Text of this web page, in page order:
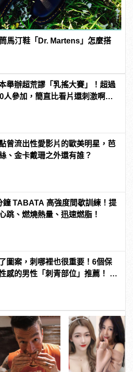
馬汀鞋「Dr. Martens」怎麼搭
舉辦超荒謬「乳搖大賽」！超過
人參加，簡直比看片還刺激啊！ |
曾流出性愛影片的歐美明星，芭
、金卡戴珊之外還有誰？
鐘 TABATA 高強度間歇訓練！提
跳、燃燒熱量、迅速燃脂！
圖案，刺哪裡也很重要！6個保
感的男性「刺青部位」推薦！ |